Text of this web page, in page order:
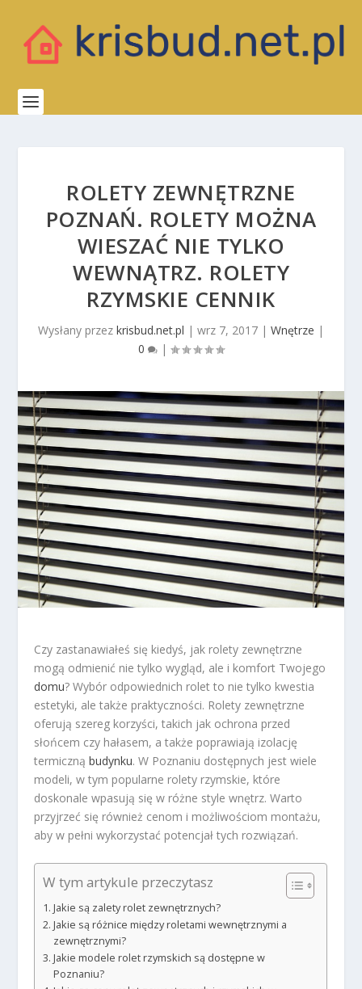
ROLETY ZEWNĘTRZNE
POZNAŃ. ROLETY MOŻNA
WIESZAĆ NIE TYLKO
WEWNĄTRZ. ROLETY
RZYMSKIE CENNIK
Wysłany przez krisbud.net.pl | wrz 7, 2017 | Wnętrze |
0
|
Czy zastanawiałeś się kiedyś, jak rolety zewnętrzne
mogą odmienić nie tylko wygląd, ale i komfort Twojego
domu? Wybór odpowiednich rolet to nie tylko kwestia
estetyki, ale także praktyczności. Rolety zewnętrzne
oferują szereg korzyści, takich jak ochrona przed
słońcem czy hałasem, a także poprawiają izolację
termicznąbudynku. W Poznaniu dostępnych jest wiele
modeli, w tym popularne rolety rzymskie, które
doskonale wpasują się w różne style wnętrz. Warto
przyjrzeć się również cenom i możliwościom montażu,
aby w pełni wykorzystać potencjał tych rozwiązań.
W tym artykule przeczytasz
Jakie są zalety rolet zewnętrznych?
Jakie są różnice między roletami wewnętrznymi a
zewnętrznymi?
Jakie modele rolet rzymskich są dostępne w
Poznaniu?